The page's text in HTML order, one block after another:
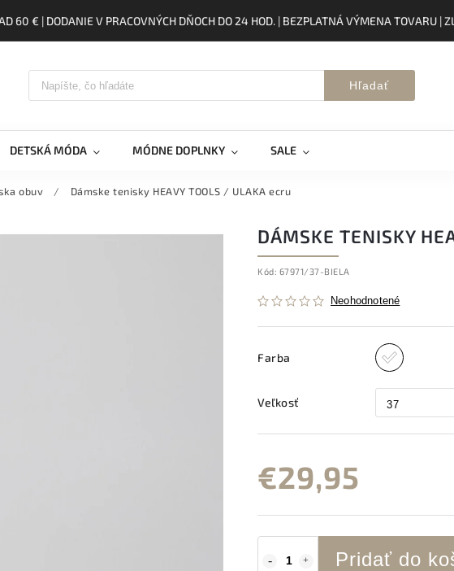
60 € | DODANIE V PRACOVNÝCH DŇOCH DO 24 HOD. | BEZPLATNÁ VÝMENA TOVARU |
Hľadať
DETSKÁ MÓDA MÓDNE DOPLNKY SALE
obuv / Dámske tenisky HEAVY TOOLS / ULAKA ecru
DÁMSKE TENISKY
Kód: 67971/37-BIELA
Neohodnotené
Farba
Veľkosť
€29,95
Pridať do